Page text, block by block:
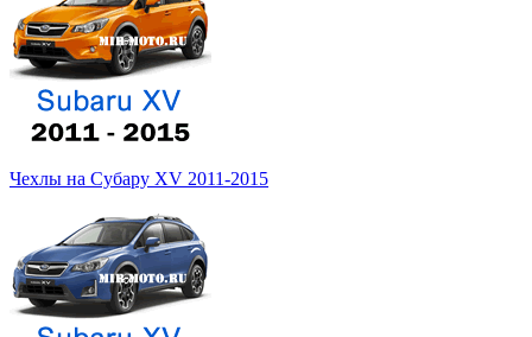
Чехлы на Субару XV 2011-2015